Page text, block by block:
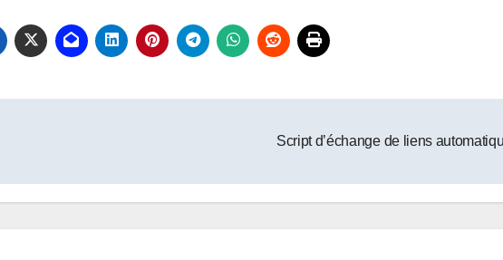
Script d’échange de liens